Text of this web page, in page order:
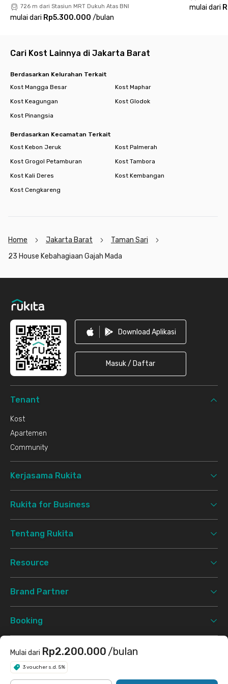
726 m dari Stasiun MRT Dukuh Atas BNI
mulai dari Rp5.300.000 /bulan
mulai dari
Mulai dari Rp2.200.000 /bulan
3 voucher s.d. 5%
Cari Kost Lainnya di Jakarta Barat
Berdasarkan Kelurahan Terkait
Kost Mangga Besar
Kost Maphar
Kost Keagungan
Kost Glodok
Kost Pinangsia
Berdasarkan Kecamatan Terkait
Kost Kebon Jeruk
Kost Palmerah
Kost Grogol Petamburan
Kost Tambora
Kost Kali Deres
Kost Kembangan
Kost Cengkareng
Home Jakarta Barat
Taman Sari
23 House Kebahagiaan Gajah Mada
Download Aplikasi
Masuk / Daftar
Tenant
Kost
Apartemen
Community
Kerjasama Rukita
Rukita for Business
Tentang Rukita
Resource
Brand Partner
Booking
Support
Syarat & Ketentuan Kebijakan Privasi